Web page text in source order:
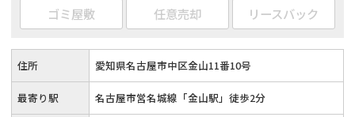
ゴミ屋敷
任意売却 リースバック
住所 愛知県名古屋市中区金山11番10号
最寄り駅 名古屋市営名城線「金山駅」徒歩2分